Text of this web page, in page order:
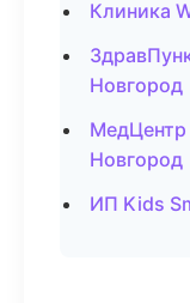
Клиника
Новгород
Новгород
ИП Kids